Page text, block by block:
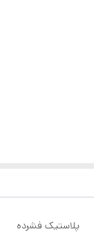
پلاستیک فشرده